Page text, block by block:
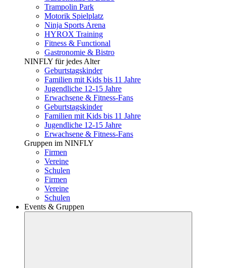
Trampolin Park
Motorik Spielplatz
Ninja Sports Arena
HYROX Training
Fitness & Functional
Gastronomie & Bistro
NINFLY für jedes Alter
Geburtstagskinder
Familien mit Kids bis 11 Jahre
Jugendliche 12-15 Jahre
Erwachsene & Fitness-Fans
Geburtstagskinder
Familien mit Kids bis 11 Jahre
Jugendliche 12-15 Jahre
Erwachsene & Fitness-Fans
Gruppen im NINFLY
Firmen
Vereine
Schulen
Firmen
Vereine
Schulen
Events & Gruppen